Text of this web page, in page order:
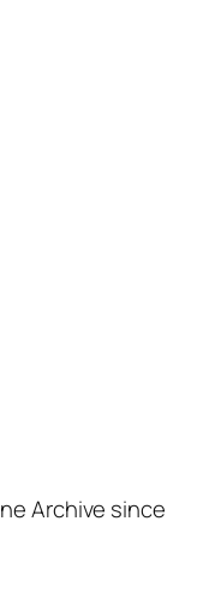
Archive since